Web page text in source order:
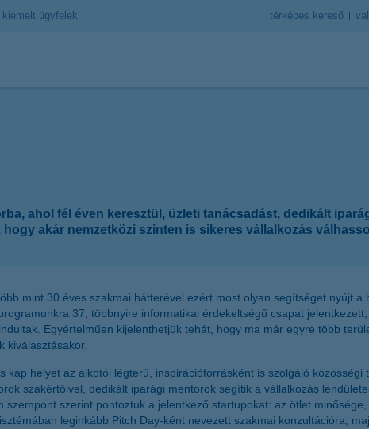
kiemelt ügyfelek térképes kereső
ahol fél éven keresztül, üzleti tanácsadást, dedikált
akár nemzetközi szinten is sikeres vállalkozás
mint 30 éves szakmai hátterével ezért most olyan segítséget nyújt a
37, többnyire informatikai érdekeltségű csapat
Egyértelműen kijelenthetjük tehát, hogy ma már egyre több
kiválasztásakor.
helyet az alkotói légterű, inspirációforrásként is szolgáló
szakértőivel, dedikált iparági mentorok segítik a vállalkozás
szerint pontoztuk a jelentkező startupokat: az ötlet
leginkább Pitch Day-ként nevezett szakmai konzultációra,